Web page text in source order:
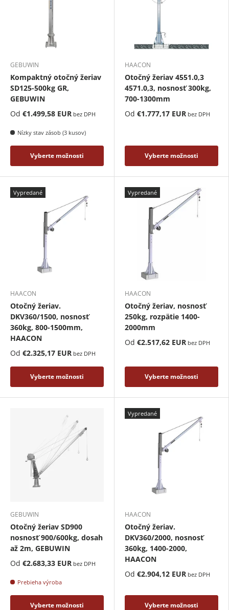
GEBUWIN
Kompaktný otočný žeriav
SD125-500kg GR,
GEBUWIN
Od €1.499,58 EUR bez DPH
Nízky stav zásob (3 kusov)
Vyberte možnosti
HAACON
Otočný žeriav 4551.0,3
4571.0,3, nosnosť 300kg,
700-1300mm
Od €1.777,17 EUR bez DPH
Vyberte možnosti
Vypredané
HAACON
Otočný žeriav.
DKV360/1500, nosnosť
360kg, 800-1500mm,
HAACON
Od €2.325,17 EUR bez DPH
Vyberte možnosti
Vypredané
HAACON
Otočný žeriav, nosnosť
250kg, rozpätie 1400-
2000mm
Od €2.517,62 EUR bez DPH
Vyberte možnosti
GEBUWIN
Otočný žeriav SD900
nosnosť 900/600kg, dosah
až 2m, GEBUWIN
Od €2.683,33 EUR bez DPH
Prebieha výroba
Vyberte možnosti
Vypredané
HAACON
Otočný žeriav.
DKV360/2000, nosnosť
360kg, 1400-2000,
HAACON
Od €2.904,12 EUR bez DPH
Vyberte možnosti